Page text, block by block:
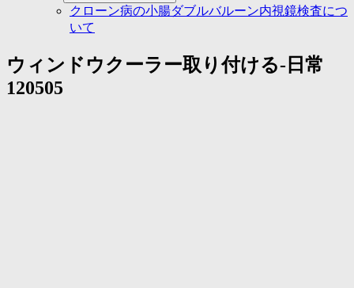
クローン病の小腸ダブルバルーン内視鏡検査につ
いて
ウィンドウクーラー取り付ける-日常
120505